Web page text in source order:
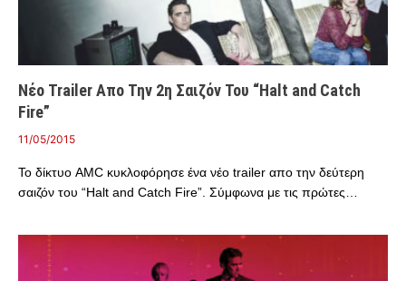
Νέο Trailer Απο Την 2η Σαιζόν Του “Halt and Catch
Fire”
11/05/2015
Το δίκτυο AMC κυκλοφόρησε ένα νέο trailer απο την δεύτερη
σαιζόν του “Halt and Catch Fire”. Σύμφωνα με τις πρώτες…